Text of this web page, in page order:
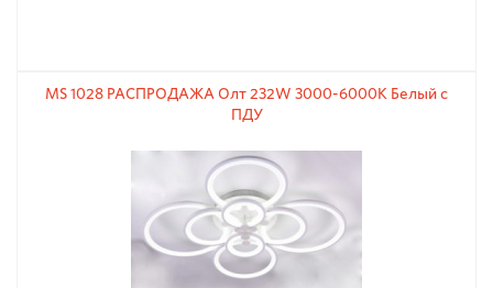
MS 1028 РАСПРОДАЖА Олт 232W 3000-6000К Белый с
ПДУ